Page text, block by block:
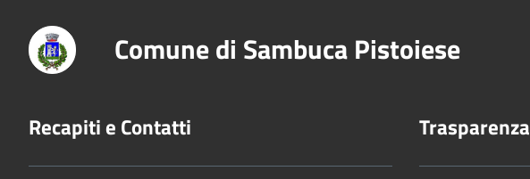
Comune di Sambuca Pistoiese
Recapiti e Contatti Trasparenza